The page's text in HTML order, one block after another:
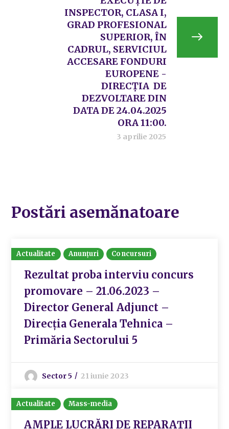
INSPECTOR, CLASA I,
GRAD PROFESIONAL
SUPERIOR, ÎN
CADRUL, SERVICIUL
ACCESARE FONDURI
EUROPENE -
DIRECȚIA DE
DEZVOLTARE DIN
DATA DE 24.04.2025
ORA 11:00.
3 aprilie 2025
Postări asemănatoare
Actualitate Anunțuri Concursuri
Rezultat proba interviu concurs
promovare – 21.06.2023 –
Director General Adjunct –
Direcția Generala Tehnica –
Primăria Sectorului 5
Sector 5 21 iunie 2023
Actualitate Mass-media
AMPLE LUCRĂRI DE REPARAȚII